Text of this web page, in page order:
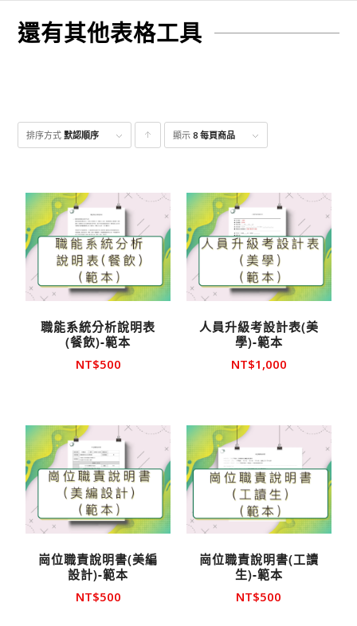
還有其他表格工具
排序方式默認順序 點
品
顯示8 每頁商品
職能系統分析說明表
(餐飲)-範本
NT$500
人員升級考設計表(美
學)-範本
NT$1,000
崗位職責說明書(美編
設計)-範本
NT$500
崗位職責說明書(工讀
生)-範本
NT$500